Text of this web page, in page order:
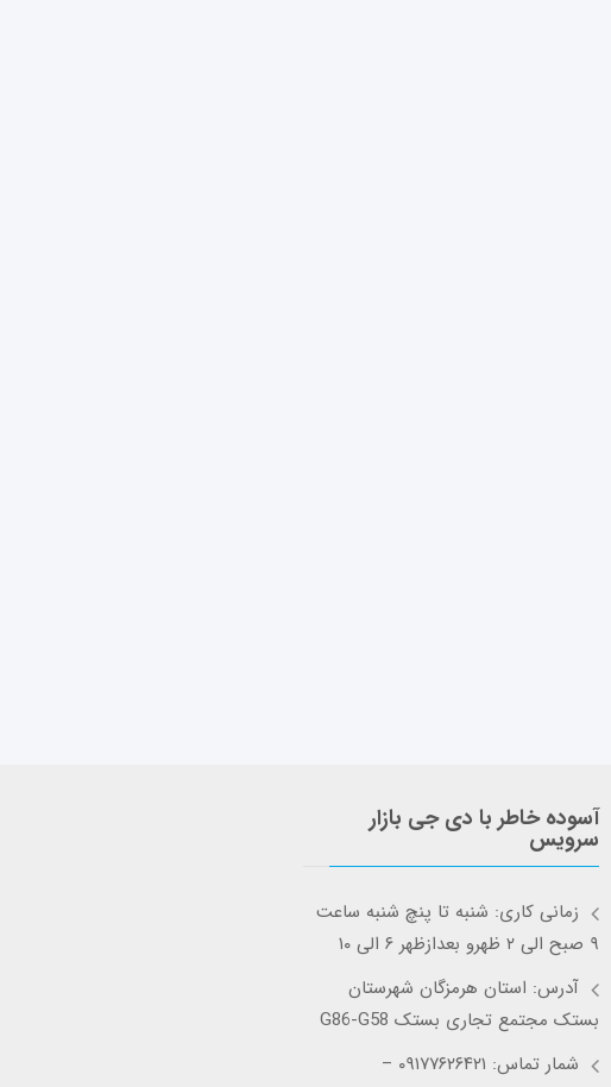
آسوده خاطر با دی جی بازار
سرویس
زمانی کاری: شنبه تا پنچ شنبه ساعت
۹ صبح الی ۲ ظهرو بعدازظهر ۶ الی ۱۰
آدرس: استان هرمزگان شهرستان
بستک مجتمع تجاری بستک G86-G58
شمار تماس: ۰۹۱۷۷۶۲۶۴۲۱ –